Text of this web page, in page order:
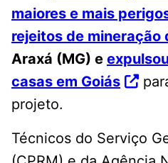
maiores e mais
rejeitos de mineração
Araxá (MG) e
casas em Goiás
projeto.
Técnicos do Serviço